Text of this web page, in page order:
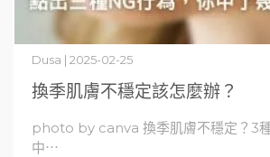
換季肌膚不穩定該怎麼辦？
Dusa | 2025-02-25
photo by canva 換季肌膚不穩定？3
中⋯